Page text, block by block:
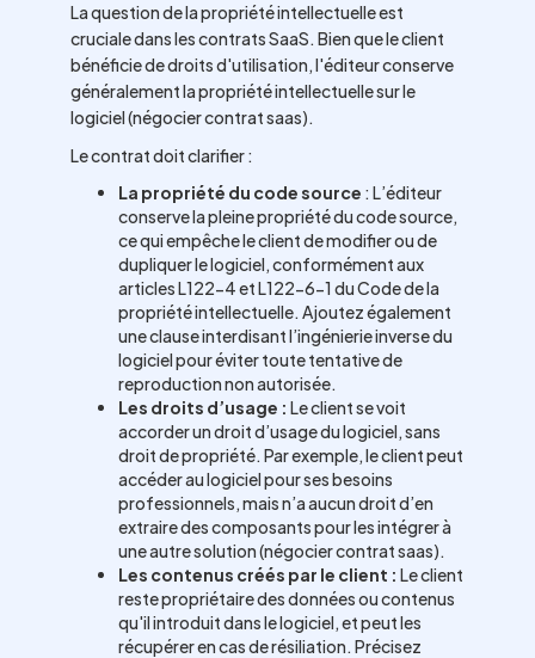
La question de la propriété intellectuelle est
cruciale dans les contrats SaaS. Bien que le client
bénéficie de droits d'utilisation, l'éditeur conserve
généralement la propriété intellectuelle sur le
logiciel (négocier contrat saas).
Le contrat doit clarifier :
La propriété du code source : L’éditeur
conserve la pleine propriété du code source,
ce qui empêche le client de modifier ou de
dupliquer le logiciel, conformément aux
articles L122-4 et L122-6-1 du Code de la
propriété intellectuelle. Ajoutez également
une clause interdisant l’ingénierie inverse du
logiciel pour éviter toute tentative de
reproduction non autorisée.
Les droits d’usage : Le client se voit
accorder un droit d’usage du logiciel, sans
droit de propriété. Par exemple, le client peut
accéder au logiciel pour ses besoins
professionnels, mais n’a aucun droit d’en
extraire des composants pour les intégrer à
une autre solution (négocier contrat saas).
Les contenus créés par le client : Le client
reste propriétaire des données ou contenus
qu'il introduit dans le logiciel, et peut les
récupérer en cas de résiliation. Précisez